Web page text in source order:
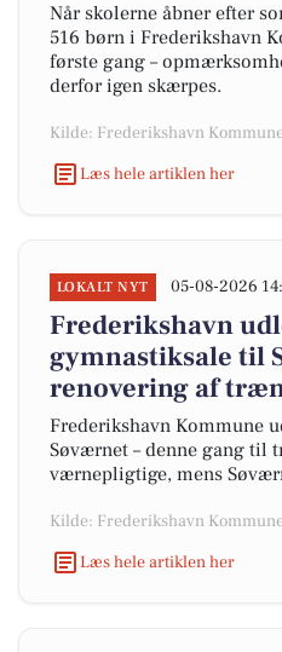
Når skolerne åbner efter
516 børn i Frederikshavn
første gang –
derfor igen skærpes.
Kilde: Frederikshavn
Læs hele artiklen her
LOKALT NYT 05-08-2026
Frederikshavn
gymnastiksale til
renovering af
Frederikshavn Kommune
Søværnet – denne gang til
værnepligtige, mens
Kilde: Frederikshavn
Læs hele artiklen her